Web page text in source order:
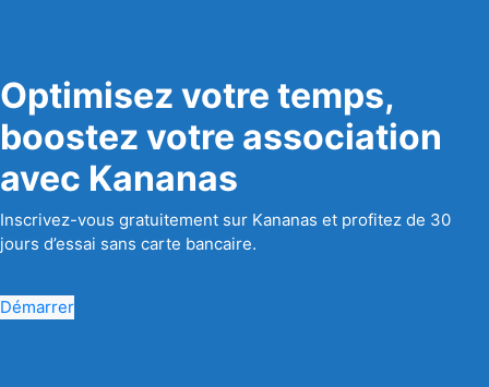
Optimisez votre temps,
boostez votre association
avec Kananas
Inscrivez-vous gratuitement sur Kananas et profitez de 30
jours d’essai sans carte bancaire.
Démarrer